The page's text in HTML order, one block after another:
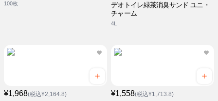
100枚
デオトイレ緑茶消臭サンド ユニ・
チャーム
4L
¥1,968(税込¥2,164.8) ¥1,558(税込¥1,713.8)